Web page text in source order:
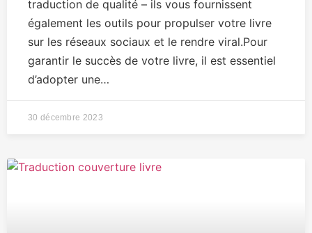
traduction de qualité – ils vous fournissent
également les outils pour propulser votre livre
sur les réseaux sociaux et le rendre viral.Pour
garantir le succès de votre livre, il est essentiel
d’adopter une…
30 décembre 2023